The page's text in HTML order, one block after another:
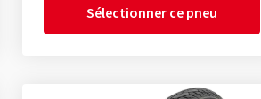
Sélectionner ce pneu